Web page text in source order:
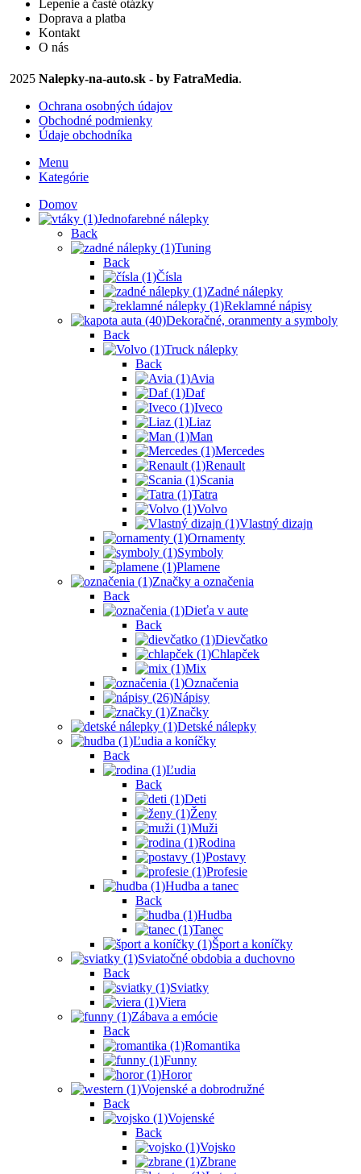
stránke
produktu.
Lepenie a časté otázky
Doprava a platba
Kontakt
O nás
2025 Nalepky-na-auto.sk - by FatraMedia.
Ochrana osobných údajov
Obchodné podmienky
Údaje obchodníka
Menu
Kategórie
Domov
Jednofarebné nálepky
Back
Tuning
Back
Čísla
Zadné nálepky
Reklamné nápisy
Dekoračné, oranmenty a symboly
Back
Truck nálepky
Back
Avia
Daf
Iveco
Liaz
Man
Mercedes
Renault
Scania
Tatra
Volvo
Vlastný dizajn
Ornamenty
Symboly
Plamene
Značky a označenia
Back
Dieťa v aute
Back
Dievčatko
Chlapček
Mix
Označenia
Nápisy
Značky
Detské nálepky
Ľudia a koníčky
Back
Ľudia
Back
Deti
Ženy
Muži
Rodina
Postavy
Profesie
Hudba a tanec
Back
Hudba
Tanec
Šport a koníčky
Sviatočné obdobia a duchovno
Back
Sviatky
Viera
Zábava a emócie
Back
Romantika
Funny
Horor
Vojenské a dobrodružné
Back
Vojenské
Back
Vojsko
Zbrane